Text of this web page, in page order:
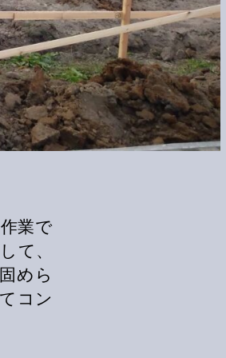
業で
て、
めら
コン